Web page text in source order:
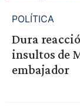
POLÍTICA
Dura
insultos de
embajador